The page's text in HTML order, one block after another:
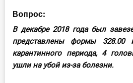
Вебинары
Справочник бухгалтера
Участник ВЭД
Вопрос:
В декабре 2018 года был
представлены формы
карантинного периода, 4
ушли на убой из-за болезни.